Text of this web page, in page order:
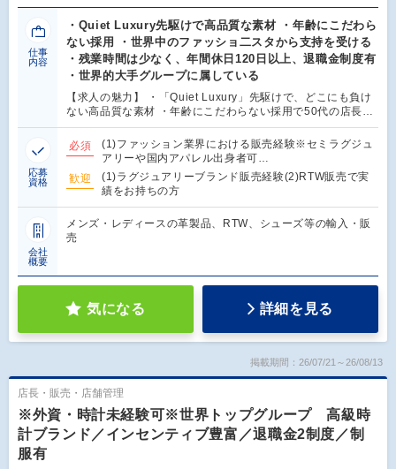
仕事
内容
・Quiet Luxury先駆けで高品質な素材 ・年齢にこだわら
ない採用 ・世界中のファッショ二スタから支持を受ける
・残業時間は少なく、年間休日120日以上、退職金制度有
・世界的大手グループに属している
【求人の魅力】 ・「Quiet Luxury」先駆けで、どこにも負け
ない高品質な素材 ・年齢にこだわらない採用で50代の店長…
応募
資格
必須
(1)ファッション業界における販売経験※セミラグジュ
アリーや国内アパレル出身者可…
歓迎
(1)ラグジュアリーブランド販売経験(2)RTW販売で実
績をお持ちの方
会社
概要
メンズ・レディースの革製品、RTW、シューズ等の輸入・販
売
気になる 詳細を見る
掲載期間：26/07/21～26/08/13
店長・販売・店舗管理
※外資・時計未経験可※世界トップグループ 高級時
計ブランド／インセンティブ豊富／退職金2制度／制
服有